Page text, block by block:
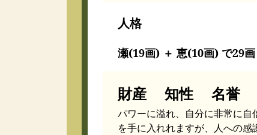
人格
瀬(19画) ＋ 恵(10画) で29画
財産 知性 名誉
パワーに溢れ、自分に非常に
を手に入れれますが、人への感